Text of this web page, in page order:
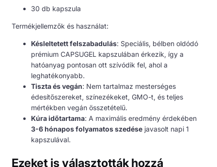
30 db kapszula
Termékjellemzők és használat:
Késleltetett felszabadulás: Speciális, bélben oldódó
prémium CAPSUGEL kapszulában érkezik, így a
hatóanyag pontosan ott szívódik fel, ahol a
leghatékonyabb.
Tiszta és vegán: Nem tartalmaz mesterséges
édesítőszereket, színezékeket, GMO-t, és teljes
mértékben vegán összetételű.
Kúra időtartama: A maximális eredmény érdekében
3-6 hónapos folyamatos szedése javasolt napi 1
kapszulával.
Ezeket is választották hozzá